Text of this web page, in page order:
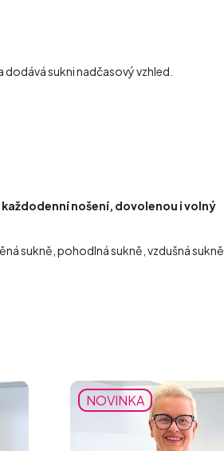
sukni nadčasový vzhled.
nošení, dovolenou i volný
sukně, pohodlná sukně, vzdušná sukně,
NOVINKA